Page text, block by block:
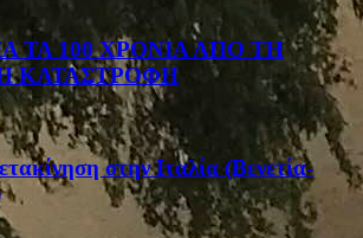
ΤΑ 100 ΧΡΟΝΙΑ ΑΠΟ ΤΗ
ΚΑΤΑΣΤΡΟΦΗ
στην Ιταλία (Βενετία-